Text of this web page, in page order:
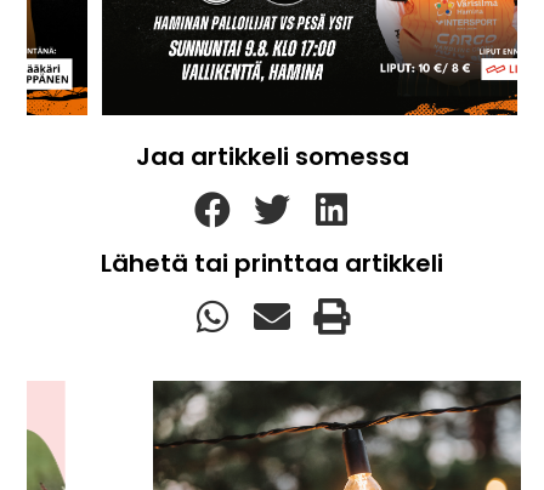
Jaa artikkeli somessa
Lähetä tai printtaa artikkeli